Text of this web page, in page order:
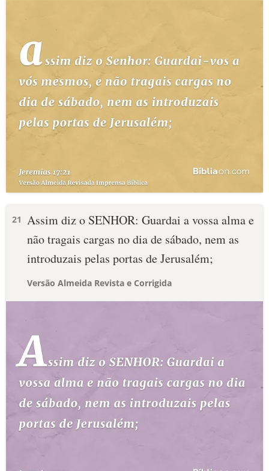
21 Assim diz o SENHOR: Guardai a vossa alma e
não tragais cargas no dia de sábado, nem as
introduzais pelas portas de Jerusalém;
Versão Almeida Revista e Corrigida